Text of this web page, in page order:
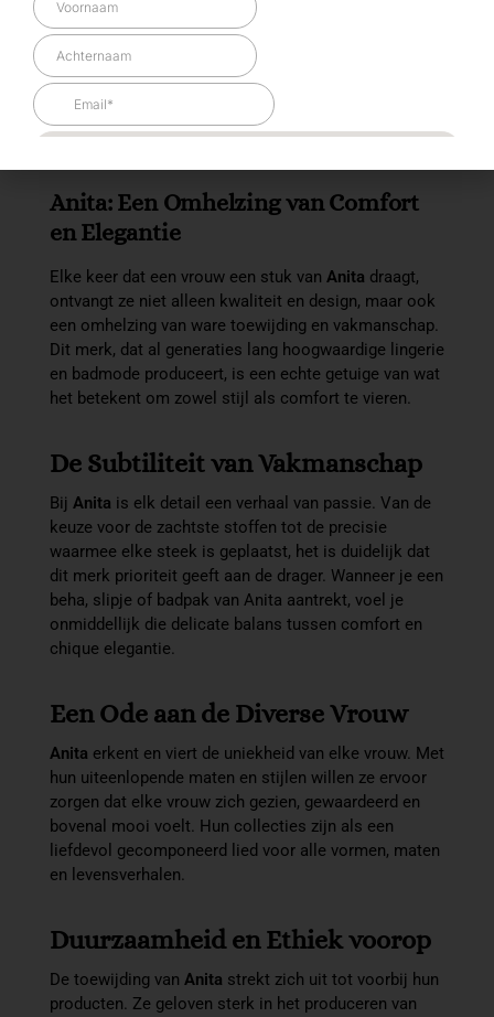
BH MET BEUGEL
Anita SELMA Beugelbeha red
79,95
Anita: Een Omhelzing van Comfort
en Elegantie
Elke keer dat een vrouw een stuk van Anita draagt,
ontvangt ze niet alleen kwaliteit en design, maar ook
een omhelzing van ware toewijding en vakmanschap.
Dit merk, dat al generaties lang hoogwaardige lingerie
en badmode produceert, is een echte getuige van wat
het betekent om zowel stijl als comfort te vieren.
De Subtiliteit van Vakmanschap
Bij Anita is elk detail een verhaal van passie. Van de
keuze voor de zachtste stoffen tot de precisie
waarmee elke steek is geplaatst, het is duidelijk dat
dit merk prioriteit geeft aan de drager. Wanneer je een
beha, slipje of badpak van Anita aantrekt, voel je
onmiddellijk die delicate balans tussen comfort en
chique elegantie.
Een Ode aan de Diverse Vrouw
Anita erkent en viert de uniekheid van elke vrouw. Met
hun uiteenlopende maten en stijlen willen ze ervoor
zorgen dat elke vrouw zich gezien, gewaardeerd en
bovenal mooi voelt. Hun collecties zijn als een
liefdevol gecomponeerd lied voor alle vormen, maten
en levensverhalen.
Duurzaamheid en Ethiek voorop
De toewijding van Anita strekt zich uit tot voorbij hun
producten. Ze geloven sterk in het produceren van